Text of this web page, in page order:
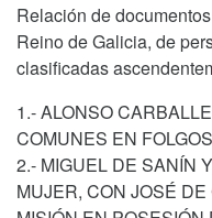
Relación de
Reino de Galicia, de
clasificadas
1.- ALONSO
COMUNES EN
2.- MIGUEL DE SANÍN
MUJER, CON JOSÉ